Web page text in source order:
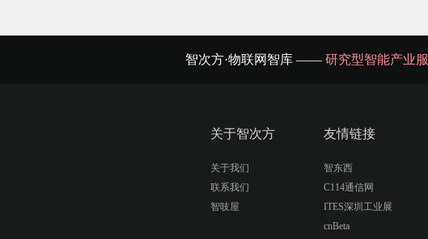
智次方·物联网智库 —— 研究型智能产业
关于智次方
关于我们
联系我们
智吱屋
友情链接
智东西
C114通信网
ITES深圳工业展
cnBeta